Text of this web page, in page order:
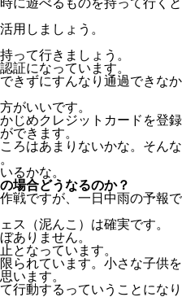
に遊べるものを持って行くと
用しましょう。
って行きましょう。
証になっています。
きずにすんなり通過できなか
がいいです。
じめクレジットカードを登録
できます。
ろはあまりないかな。そんな
るかな。
場合どうなるのか？
戦ですが、一日中雨の予報で
ス（泥んこ）は確実です。
ありません。
となっています。
られています。小さな子供を
います。
行動するっていうことになり